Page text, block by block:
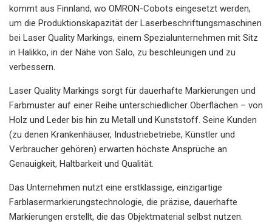
kommt aus Finnland, wo OMRON-Cobots eingesetzt werden,
um die Produktionskapazität der Laserbeschriftungsmaschinen
bei Laser Quality Markings, einem Spezialunternehmen mit Sitz
in Halikko, in der Nähe von Salo, zu beschleunigen und zu
verbessern.
Laser Quality Markings sorgt für dauerhafte Markierungen und
Farbmuster auf einer Reihe unterschiedlicher Oberflächen – von
Holz und Leder bis hin zu Metall und Kunststoff. Seine Kunden
(zu denen Krankenhäuser, Industriebetriebe, Künstler und
Verbraucher gehören) erwarten höchste Ansprüche an
Genauigkeit, Haltbarkeit und Qualität.
Das Unternehmen nutzt eine erstklassige, einzigartige
Farblasermarkierungstechnologie, die präzise, ​​dauerhafte
Markierungen erstellt, die das Objektmaterial selbst nutzen.